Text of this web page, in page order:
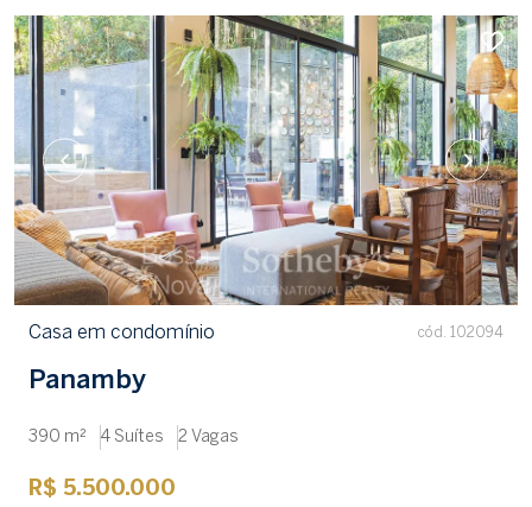
Casa em condomínio cód. 102094
Panamby
390 m² 4 Suítes 2 Vagas
R$ 5.500.000